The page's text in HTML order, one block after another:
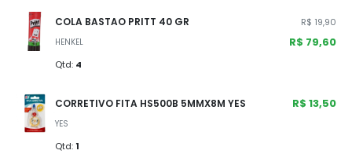
COLA BASTAO PRITT 40 GR
HENKEL
Qtd: 4
R$ 19,90
R$ 79,60
CORRETIVO FITA HS500B 5MMX8M YES
YES
Qtd: 1
R$ 13,50